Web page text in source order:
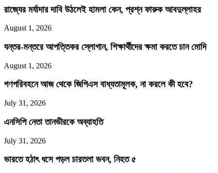
রাজ্যের মর্যাদার দাবি উঠলেই হামলা কেন, প্রশ্ন ফারুক আবদুল্লাহর
August 1, 2026
যন্তর-মন্তরে আপত্তিকর স্লোগান, শিক্ষার্থীদের ক্ষমা করতে চান মোদি
August 1, 2026
গণপরিবহনে আজ থেকে জিপিএস বাধ্যতামূলক, না করলে কী হবে?
July 31, 2026
এনসিপি নেতা তানভীরকে অব্যাহতি
July 31, 2026
ভারতে হঠাৎ ধসে পড়ল চারতলা ভবন, নিহত ৫